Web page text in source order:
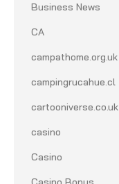
Business News
CA
campathome.org.uk
campingrucahue.cl
cartooniverse.co.uk
casino
Casino